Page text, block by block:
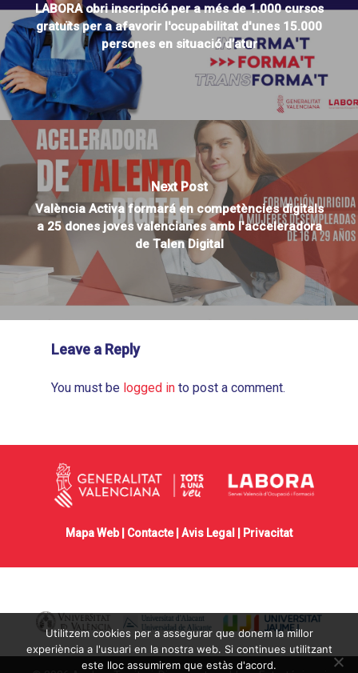
LABORA obri inscripció per a més de 1.000 cursos
gratuïts per a afavorir l'ocupabilitat d'unes 15.000
persones en situació d’atur
Next Post
València Activa formará en competències digitals
a 25 dones joves valencianes amb l'acceleradora
de Talen Digital
Leave a Reply
You must be logged in to post a comment.
Mapa Web | Contacte| Avis Legal Privacitat
Utilitzem cookies per a assegurar que donem la millor
experiència a l'usuari en la nostra web. Si continues utilitzant
este lloc assumirem que estàs d'acord.